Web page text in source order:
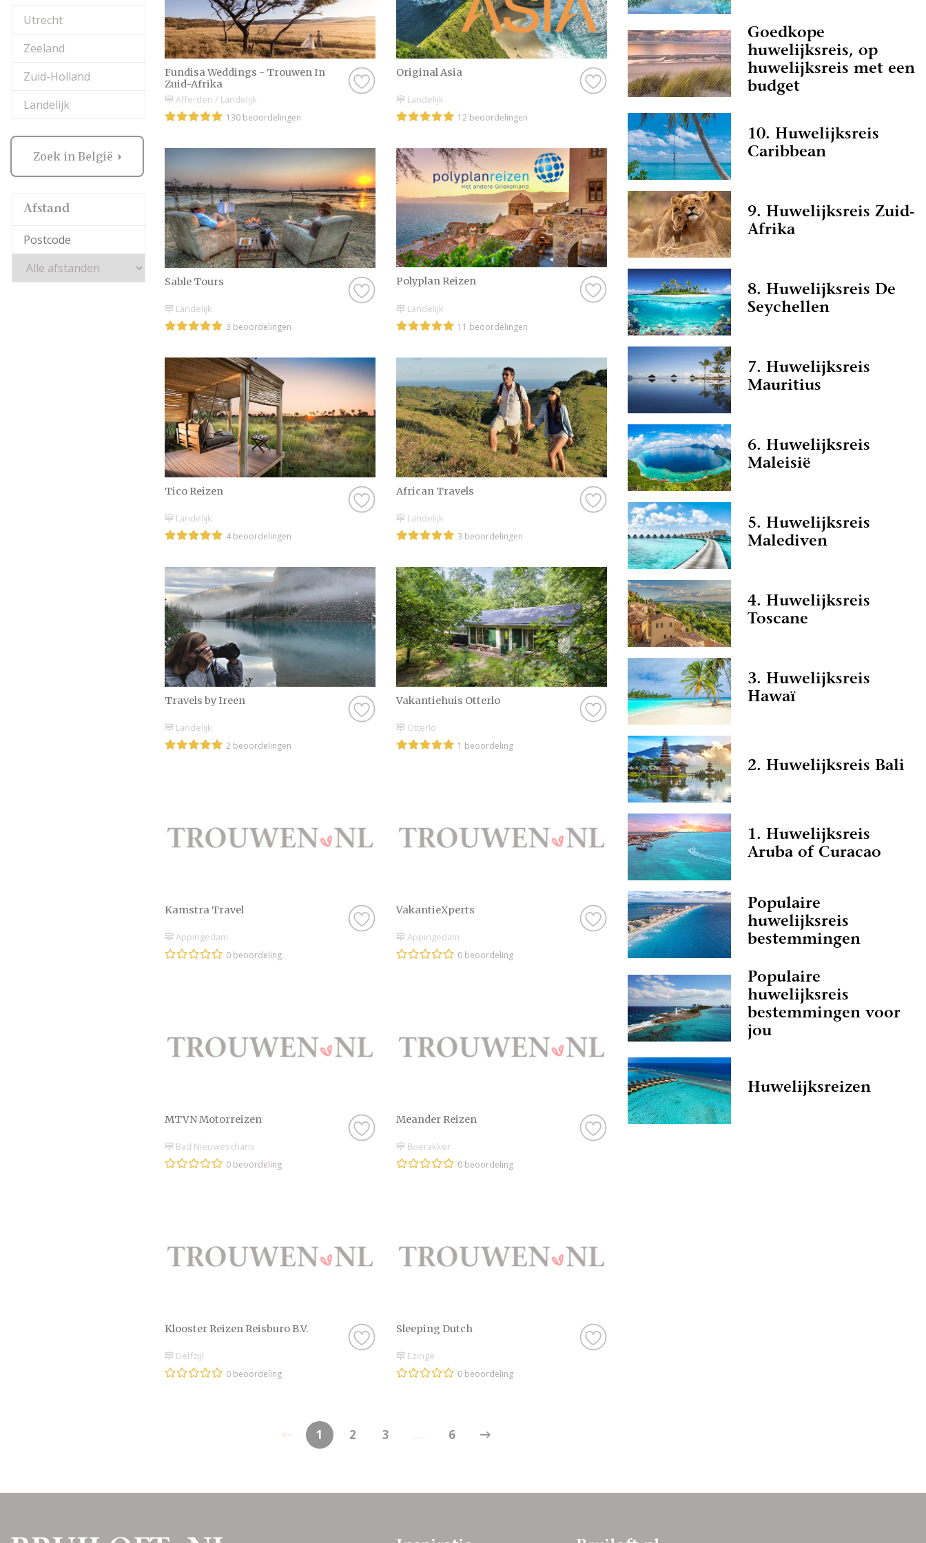
Maak van jullie bruiloft een droomdag
Bij Bruiloft.nl draait alles om het realiseren van jullie droombruiloft.
Of je nu op zoek bent naar praktische tips, creatieve ideeën of de
beste Huwelijksreis in Groningen, wij staan voor je klaar. Neem je
tijd, blader door onze artikelen en laat je inspireren. Het organiseren
van een bruiloft kan intensief zijn, maar ook heel erg mooi. Geniet
van deze tijd en maak gebruik van de informatie die wij al hebben
verzameld om het jezelf eenvoudiger te maken! De professionals op
onze website doen er alles aan om jullie een onvergetelijke dag te
bezorgen.
Wij wensen jullie veel plezier met het plannen van deze bijzondere
dag. Maak er een geweldige tijd van en geniet van elk moment!
Utrecht
Zeeland
Zuid-Holland
Landelijk
Zoek in België
Afstand
Fundisa Weddings - Trouwen In
Zuid-Afrika
Afferden / Landelijk
130 beoordelingen
Original Asia
Landelijk
12 beoordelingen
Sable Tours
Landelijk
3 beoordelingen
Polyplan Reizen
Landelijk
11 beoordelingen
Tico Reizen
Landelijk
4 beoordelingen
African Travels
Landelijk
3 beoordelingen
Travels by Ireen
Landelijk
2 beoordelingen
Vakantiehuis Otterlo
Otterlo
1 beoordeling
Kamstra Travel
Appingedam
0 beoordeling
VakantieXperts
Appingedam
0 beoordeling
MTVN Motorreizen
Bad Nieuweschans
0 beoordeling
Meander Reizen
Boerakker
0 beoordeling
Klooster Reizen Reisburo B.V.
Delfzijl
0 beoordeling
Sleeping Dutch
Ezinge
0 beoordeling
1 2 3 6
Goedkope
huwelijksreis, op
huwelijksreis met een
budget
10. Huwelijksreis
Caribbean
9. Huwelijksreis Zuid-
Afrika
8. Huwelijksreis De
Seychellen
7. Huwelijksreis
Mauritius
6. Huwelijksreis
Maleisië
5. Huwelijksreis
Malediven
4. Huwelijksreis
Toscane
3. Huwelijksreis
Hawaï
2. Huwelijksreis Bali
1. Huwelijksreis
Aruba of Curacao
Populaire
huwelijksreis
bestemmingen
Populaire
huwelijksreis
bestemmingen voor
jou
Huwelijksreizen